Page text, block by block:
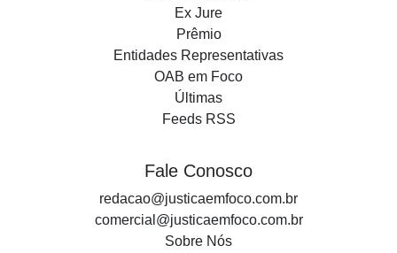
Ex Jure
Prêmio
Entidades Representativas
OAB em Foco
Últimas
Feeds RSS
Fale Conosco
redacao@justicaemfoco.com.br
comercial@justicaemfoco.com.br
Sobre Nós